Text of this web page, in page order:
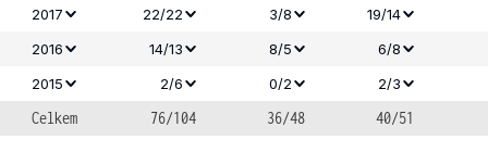
2017
22/22 3/8
19/14
2016
14/13 8/5
6/8
2015
2/6 0/2 2/3
Celkem 76/104 36/48 40/51